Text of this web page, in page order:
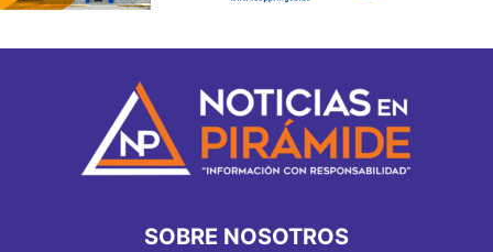
SOBRE NOSOTROS